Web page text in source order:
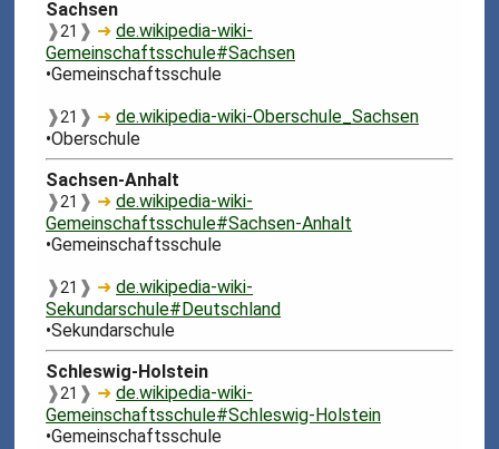
Sachsen
❱21 ❱ ➜de.wikipedia-wiki-
Gemeinschaftsschule#Sachsen
•Gemeinschaftsschule
❱21 ❱ ➜de.wikipedia-wiki-Oberschule_Sachsen
•Oberschule
Sachsen-Anhalt
❱21 ❱ ➜de.wikipedia-wiki-
Gemeinschaftsschule#Sachsen-Anhalt
•Gemeinschaftsschule
❱21 ❱ ➜de.wikipedia-wiki-
Sekundarschule#Deutschland
•Sekundarschule
Schleswig-Holstein
❱21 ❱ ➜de.wikipedia-wiki-
Gemeinschaftsschule#Schleswig-Holstein
•Gemeinschaftsschule